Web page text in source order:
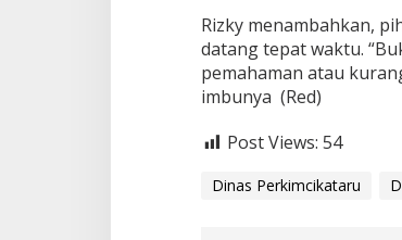
Rizky menambahkan,
datang tepat waktu.
pemahaman atau
imbunya (Red)
Post Views: 54
Dinas Perkimcikataru